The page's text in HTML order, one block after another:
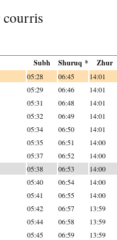
courris
Subh Shuruq * Zhur
05:28 06:45 14:01
05:29 06:46 14:01
05:31 06:48 14:01
05:32 06:49 14:01
05:34 06:50 14:01
05:35 06:51 14:00
05:37 06:52 14:00
05:38 06:53 14:00
05:40 06:54 14:00
05:41 06:55 14:00
05:42 06:57 13:59
05:44 06:58 13:59
05:45 06:59 13:59